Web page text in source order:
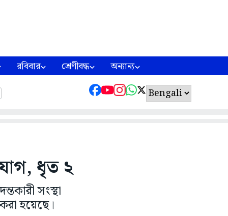
রবিবার শ্রেণীবদ্ধ অন্যান্য
ধৃত ২
সংস্থা
হয়েছে।